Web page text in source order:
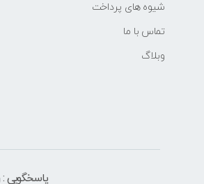
شیوه های پرداخت
تماس با ما
وبلاگ
پاسخگویی :